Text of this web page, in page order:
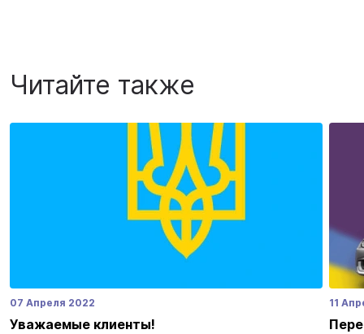
Читайте также
07 Апреля 2022
Уважаемые клиенты!
11